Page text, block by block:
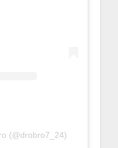
(@drobro7_24)